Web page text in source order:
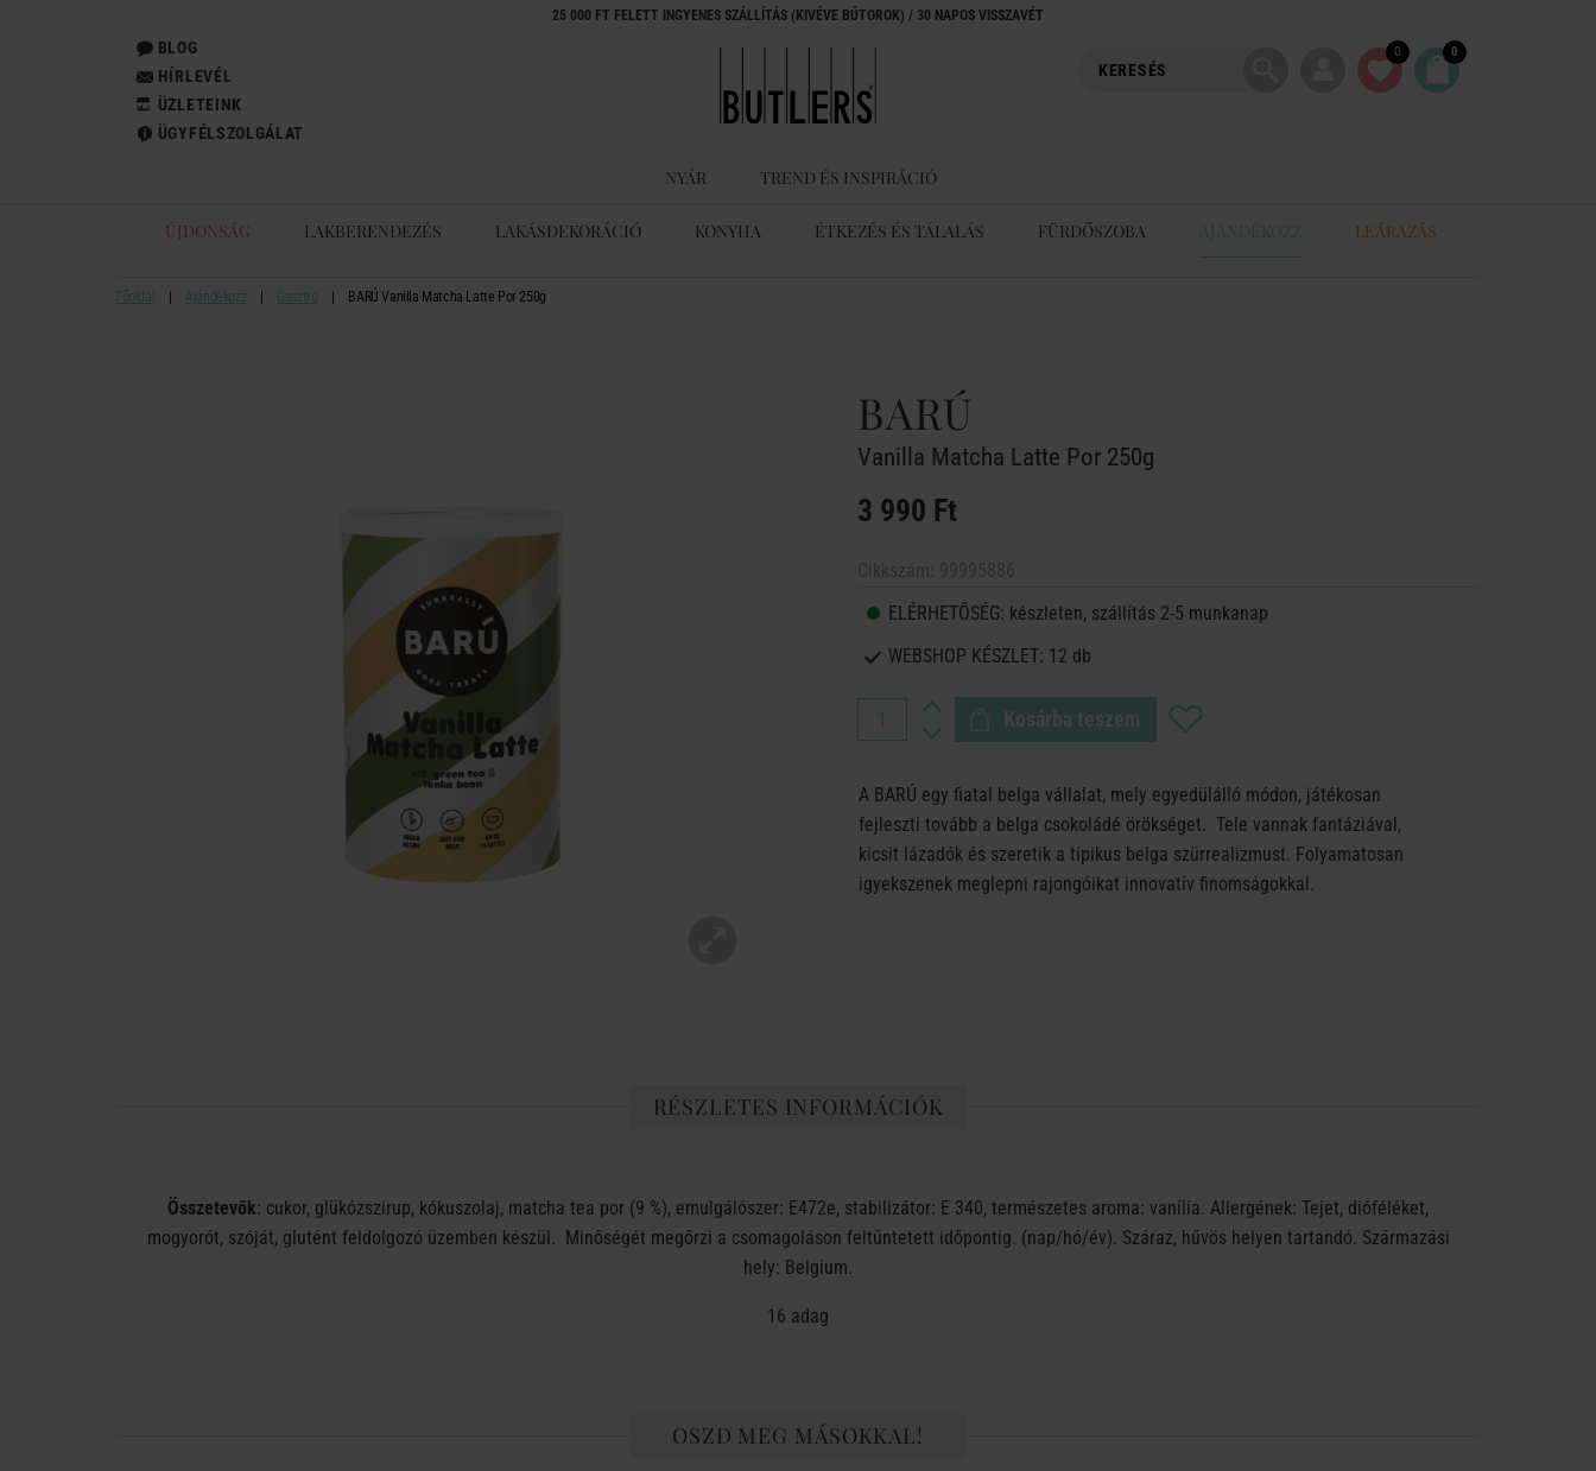
25 000 FT FELETT INGYENES SZÁLLÍTÁS (KIVÉVE BÚTOROK) / 30 NAPOS VISSZAVÉT
BLOG
HÍRLEVÉL
ÜZLETEINK
ÜGYFÉLSZOLGÁLAT
0 0
NYÁR TREND ÉS INSPIRÁCIÓ
ÚJDONSÁG LAKBERENDEZÉS LAKÁSDEKORÁCIÓ KONYHA ÉTKEZÉS ÉS TÁLALÁS FÜRDŐSZOBA AJÁNDÉKOZZ LEÁRAZÁS
Főoldal Ajándékozz Gasztro BARÚ Vanilla Matcha Latte Por 250g
BARÚ
Vanilla Matcha Latte Por 250g
3 990 Ft
ELÉRHETŐSÉG: készleten, szállítás 2-5 munkanap
WEBSHOP KÉSZLET: 12 db
Kosárba teszem
A BARÚ egy fiatal belga vállalat, mely egyedülálló módon, játékosan
fejleszti tovább a belga csokoládé örökséget. Tele vannak fantáziával,
kicsit lázadók és szeretik a tipikus belga szürrealizmust. Folyamatosan
igyekszenek meglepni rajongóikat innovatív finomságokkal.
RÉSZLETES INFORMÁCIÓK
Összetevők: cukor, glükózszirup, kókuszolaj, matcha tea por (9 %), emulgálószer: E472e, stabilizátor: E 340, természetes aroma: vanília. Allergének: Tejet, dióféléket,
mogyorót, szóját, glutént feldolgozó üzemben készül. Minőségét megőrzi a csomagoláson feltűntetett időpontig. (nap/hó/év). Száraz, hűvös helyen tartandó. Származási
hely: Belgium.
16 adag
OSZD MEG MÁSOKKAL!